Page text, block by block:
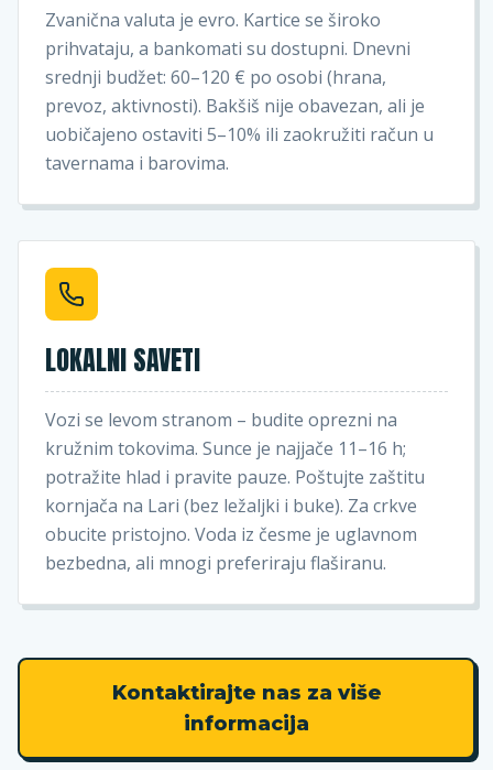
Zvanična valuta je evro. Kartice se široko
prihvataju, a bankomati su dostupni. Dnevni
srednji budžet: 60–120 € po osobi (hrana,
prevoz, aktivnosti). Bakšiš nije obavezan, ali je
uobičajeno ostaviti 5–10% ili zaokružiti račun u
tavernama i barovima.
LOKALNI SAVETI
Vozi se levom stranom – budite oprezni na
kružnim tokovima. Sunce je najjače 11–16 h;
potražite hlad i pravite pauze. Poštujte zaštitu
kornjača na Lari (bez ležaljki i buke). Za crkve
obucite pristojno. Voda iz česme je uglavnom
bezbedna, ali mnogi preferiraju flaširanu.
Kontaktirajte nas za više
informacija